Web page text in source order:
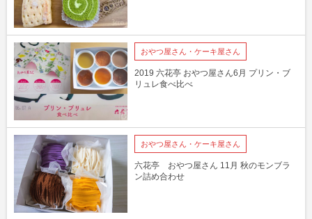
おやつ屋さん・ケーキ屋さん
2019 六花亭 おやつ屋さん6月 プリン・ブ
リュレ食べ比べ
おやつ屋さん・ケーキ屋さん
六花亭 おやつ屋さん 11月 秋のモンブラ
ン詰め合わせ